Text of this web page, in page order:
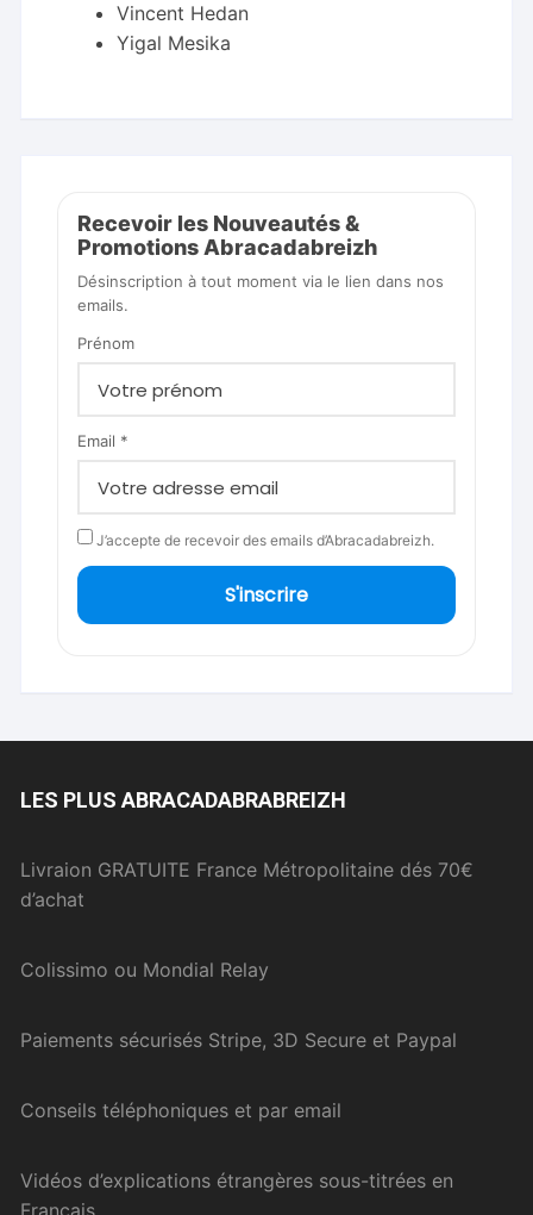
Vincent Hedan
Yigal Mesika
Recevoir les Nouveautés &
Promotions Abracadabreizh
Désinscription à tout moment via le lien dans nos
emails.
Prénom
Email *
J’accepte de recevoir des emails d’Abracadabreizh.
S'inscrire
LES PLUS ABRACADABRABREIZH
Livraion GRATUITE France Métropolitaine dés 70€
d’achat
Colissimo ou Mondial Relay
Paiements sécurisés Stripe, 3D Secure et Paypal
Conseils téléphoniques et par email
Vidéos d’explications étrangères sous-titrées en